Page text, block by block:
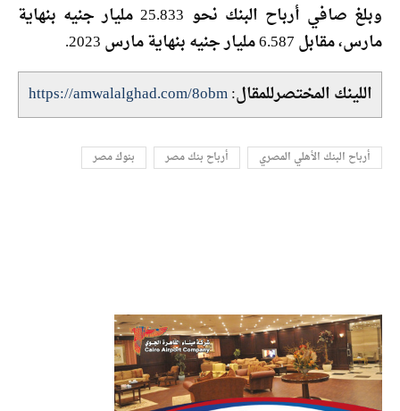
وبلغ صافي أرباح البنك نحو 25.833 مليار جنيه بنهاية
مارس، مقابل 6.587 مليار جنيه بنهاية مارس 2023.
اللينك المختصرللمقال:https://amwalalghad.com/8obm
أرباح البنك الأهلي المصري أرباح بنك مصر بنوك مصر